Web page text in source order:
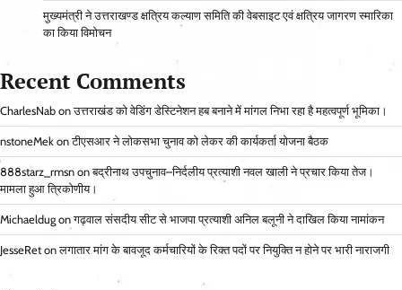
मुख्यमंत्री ने उत्तराखण्ड क्षत्रिय कल्याण समिति की वेबसाइट एवं क्षत्रिय जागरण स्मारिका
का किया विमोचन
Recent Comments
CharlesNab onउत्तराखंड को वेडिंग डेस्टिनेशन हब बनाने में मांगल निभा रहा है महत्वपूर्ण भूमिका।
nstoneMek onटीएसआर ने लोकसभा चुनाव को लेकर की कार्यकर्ता योजना बैठक
888starz_rmsn onबद्रीनाथ उपचुनाव–निर्दलीय प्रत्याशी नवल खाली ने प्रचार किया तेज।
मामला हुआ त्रिकोणीय।
Michaeldug onगढ़वाल संसदीय सीट से भाजपा प्रत्याशी अनिल बलूनी ने दाखिल किया नामांकन
JesseRet onलगातार मांग के बावजूद कर्मचारियों के रिक्त पदों पर नियुक्ति न होने पर भारी नाराजगी